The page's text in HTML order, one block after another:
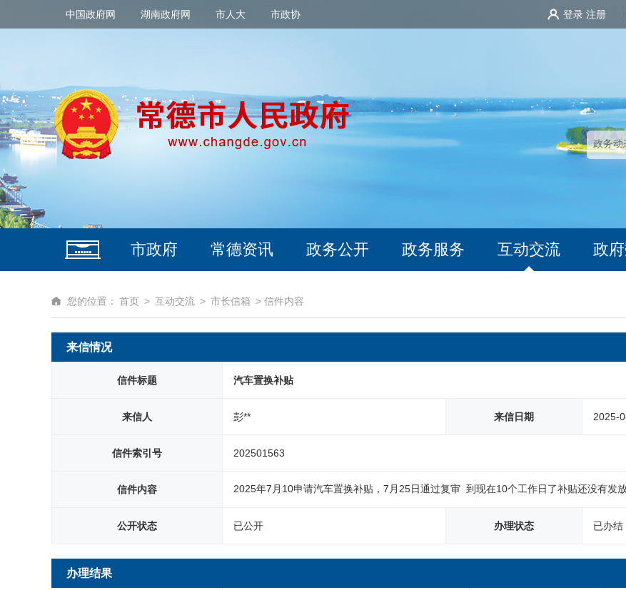
登录 注册
中国政府网 湖南政府网 市人大 市政协
网站首页
市政府 常德资讯 政务公开 政务服务 互动交流 政
您的位置： 首页 > 互动交流 > 市长信箱 > 信件内容
来信情况
信件标题 汽车置换补贴
来信人 彭** 来信日期 2025-
信件索引号 202501563
信件内容 2025年7月10申请汽车置换补贴，7月25日通过复审  到现在10个工作日了补贴还没有发
公开状态 已公开 办理状态 已办结
办理结果